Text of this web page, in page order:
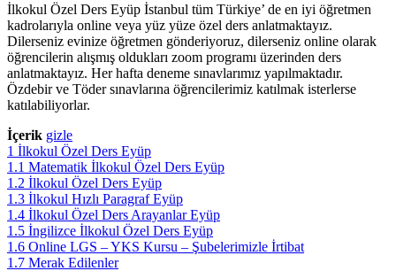
İlkokul Özel Ders Eyüp İstanbul tüm Türkiye’ de en iyi öğretmen
kadrolarıyla online veya yüz yüze özel ders anlatmaktayız.
Dilerseniz evinize öğretmen gönderiyoruz, dilerseniz online olarak
öğrencilerin alışmış oldukları zoom programı üzerinden ders
anlatmaktayız. Her hafta deneme sınavlarımız yapılmaktadır.
Özdebir ve Töder sınavlarına öğrencilerimiz katılmak isterlerse
katılabiliyorlar.
İçerik gizle
1 İlkokul Özel Ders Eyüp
1.1 Matematik İlkokul Özel Ders Eyüp
1.2 İlkokul Özel Ders Eyüp
1.3 İlkokul Hızlı Paragraf Eyüp
1.4 İlkokul Özel Ders Arayanlar Eyüp
1.5 İngilizce İlkokul Özel Ders Eyüp
1.6 Online LGS – YKS Kursu – Şubelerimizle İrtibat
1.7 Merak Edilenler